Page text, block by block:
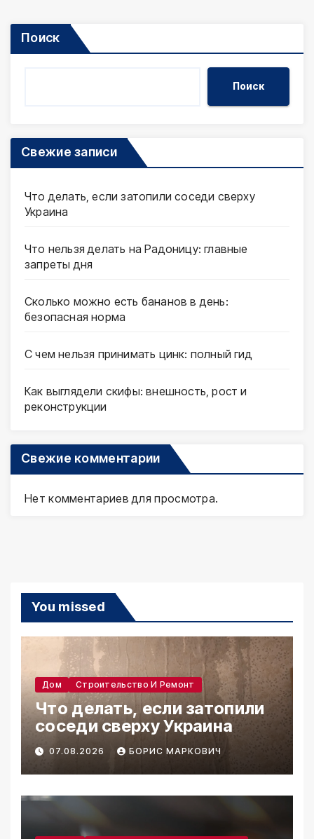
Поиск
Поиск
Свежие записи
Что делать, если затопили соседи сверху
Украина
Что нельзя делать на Радоницу: главные
запреты дня
Сколько можно есть бананов в день:
безопасная норма
С чем нельзя принимать цинк: полный гид
Как выглядели скифы: внешность, рост и
реконструкции
Свежие комментарии
Нет комментариев для просмотра.
You missed
Дом Строительство И Ремонт
Что делать, если затопили
соседи сверху Украина
07.08.2026 БОРИС МАРКОВИЧ